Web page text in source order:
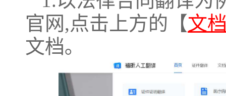
官网,点击上方的【文
文档｡